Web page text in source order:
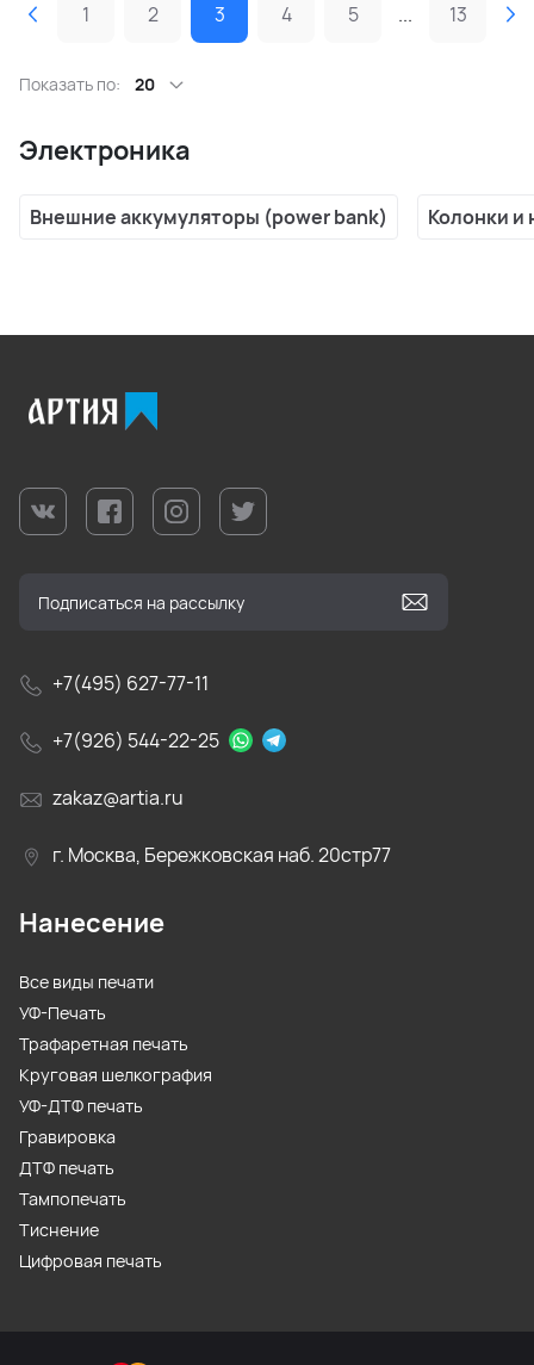
1 2 3 4 5 ... 13
Показать по: 20
Электроника
Внешние аккумуляторы (power bank) Колонки и
+7(495) 627-77-11
+7(926) 544-22-25
zakaz@artia.ru
г. Москва, Бережковская наб. 20стр77
Нанесение
Все виды печати
УФ-Печать
Трафаретная печать
Круговая шелкография
УФ-ДТФ печать
Гравировка
ДТФ печать
Тампопечать
Тиснение
Цифровая печать